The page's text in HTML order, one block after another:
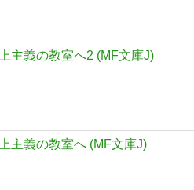
主義の教室へ2 (MF文庫J)
主義の教室へ (MF文庫J)